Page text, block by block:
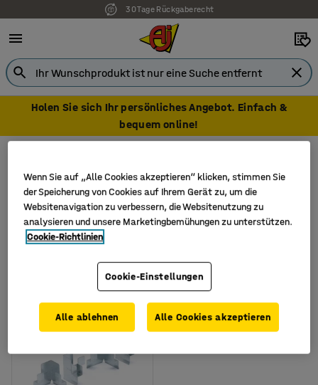
30 Tage Rückgaberecht
Holen Sie sich Ihr persönliches Angebot. Einfach &
bequem online!
Paletten Stapelecken
Wenn Sie auf „Alle Cookies akzeptieren“ klicken, stimmen Sie
der Speicherung von Cookies auf Ihrem Gerät zu, um die
Websitenavigation zu verbessern, die Websitenutzung zu
analysieren und unsere Marketingbemühungen zu unterstützen.
Cookie-Richtlinien
Cookie-Einstellungen
Alle ablehnen Alle Cookies akzeptieren